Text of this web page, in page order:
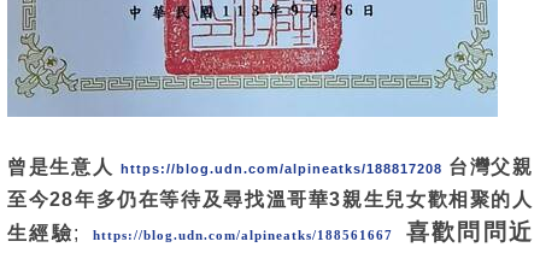
曾是生意人https://blog.udn.com/alpineatks/188817208 台灣父親
至今28年多仍在等待及尋找溫哥華3親生兒女歡相聚的人
生經驗; https://blog.udn.com/alpineatks/188561667
喜歡問問近